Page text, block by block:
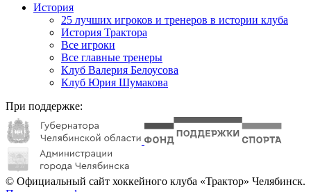
История
25 лучших игроков и тренеров в истории клуба
История Трактора
Все игроки
Все главные тренеры
Клуб Валерия Белоусова
Клуб Юрия Шумакова
При поддержке:
© Официальный сайт хоккейного клуба «Трактор» Челябинск.